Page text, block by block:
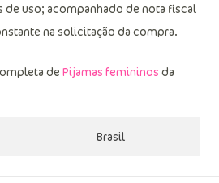
uso; acompanhado de nota fiscal
na solicitação da compra.
de Pijamas femininos da
Brasil